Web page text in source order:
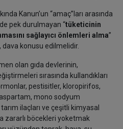
Kanun’un “amaç”ları arasında
pek durulmayan “tüketicinin
sağlayıcı önlemleri alma”
konusu edilmelidir.
gıda devlerinin,
sırasında kullandıkları
pestisitler, kloropirifos,
mono sodyum
ilaçları ve çeşitli kimyasal
zararlı böcekleri yoketmak